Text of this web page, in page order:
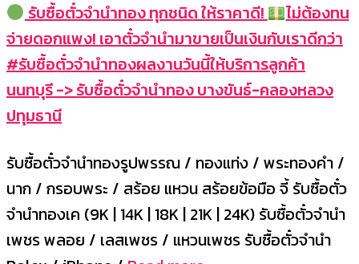
รับซื้อตั๋วจำนำทอง ทุกชนิด ให้ราคาดี!
ไม่ต้องทน
จ่ายดอกแพง! เอาตั๋วจำนำมาขายเป็นเงินกับเราดีกว่า
#รับซื้อตั๋วจำนำทองผลงานวันนี้ให้บริการลูกค้า
นนทบุรี -> รับซื้อตั๋วจำนำทอง บางขันธ์-คลองหลวง
ปทุมธานี
รับซื้อตั๋วจำนำทองรูปพรรณ / ทองแท่ง / พระทองคำ /
นาก / กรอบพระ / สร้อย แหวน สร้อยข้อมือ จี้ รับซื้อตั๋ว
จำนำทองเค (9K | 14K | 18K | 21K | 24K) รับซื้อตั๋วจำนำ
เพชร พลอย / เลสเพชร / แหวนเพชร รับซื้อตั๋วจำนำ